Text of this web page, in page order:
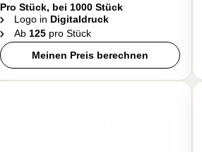
Pro Stück, bei 1000 Stück
Logo in Digitaldruck
Ab 125pro Stück
Meinen Preis berechnen